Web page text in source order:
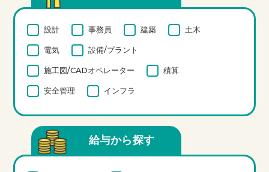
設計 事務員 建築 土木
電気 設備/プラント
施工図/CADオペレーター 積算
安全管理 インフラ
給与から探す